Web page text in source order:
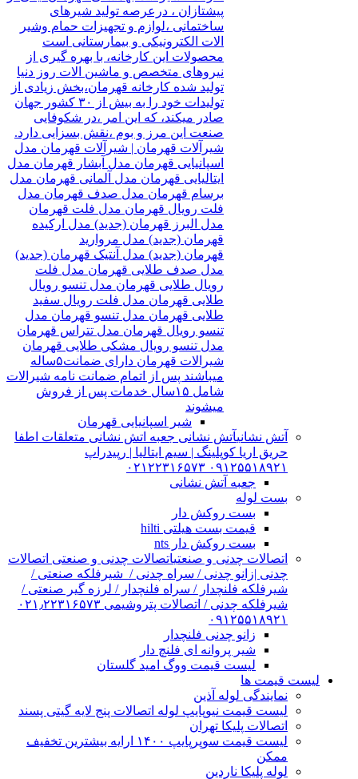
پیشتازان ، درعرصه تولید شیرهای
ساختمانی ،لوازم و تجهیزات حمام وشیر
الات الکترونیکی و بیمارستانی است
محصولات این کارخانه، با بهره گیری از
نیروهای متخصص و ماشین الات روز دنیا
تولید شده کارخانه قهرمان،بخش زیادی از
تولیدات خود را به بیش از ۳۰ کشور جهان
صادر میکند، که این امر ،در شکوفایی
صنعت این مرز و بوم ،نقش بسزایی دارد.
شیرآلات قهرمان | شیرآلات قهرمان مدل
اسپانیایی قهرمان مدل آبشار قهرمان مدل
ایتالیایی قهرمان مدل آلمانی قهرمان مدل
برسام قهرمان مدل صدف قهرمان مدل
فلت رویال قهرمان مدل فلت قهرمان
مدل البرز قهرمان (جدید) مدل ارکیده
قهرمان (جدید) مدل مروارید
قهرمان (جدید) مدل آنتیک قهرمان (جدید)
مدل صدف طلایی قهرمان مدل فلت
رویال طلایی قهرمان مدل تنسو رویال
طلایی قهرمان مدل فلت رویال سفید
طلایی قهرمان مدل تنسو قهرمان مدل
تنسو رویال قهرمان مدل تتراس قهرمان
مدل تنسو رویال مشکی طلایی قهرمان
شیرالات قهرمان دارای ضمانت۵ساله
میباشند پس از اتمام ضمانت نامه شیرالات
شامل ۱۵سال خدمات پس از فروش
میشوند
شیر اسپانیایی قهرمان
آتش نشانیآتش نشانی جعبه اتش نشانی متعلقات اطفا
حریق اریا کوپلینگ | سیم ایتالیا | رپیدراپ
۰۹۱۲۵۵۱۸۹۲۱ ۰۲۱۲۲۳۱۶۵۷۳
جعبه آتش نشانی
بست لوله
بست روکش دار
قیمت بست هیلتی hilti
بست روکش دار nts
اتصالات چدنی و صنعتیاتصالات چدنی و صنعتی اتصالات
چدنی |زانو چدنی / سراه چدنی / شیرفلکه صنعتی /
شیرفلکه فلنچدار / سراه فلنچدار / لرزه گیر صنعتی /
شیرفلکه چدنی / اتصالات پتروشیمی ۰۲۱٫۲۲۳۱۶۵۷۳
۰۹۱۲۵۵۱۸۹۲۱
زانو چدنی فلنچدار
شیر پروانه ای فلنچ دار
لیست قیمت ووگ امید گلستان
لیست قیمت ها
نمایندگی لوله آذین
لیست قیمت نیوپایپ لوله اتصالات پنج لایه گیتی پسند
اتصالات پلیکا تهران
لیست قیمت سوپرپایپ ۱۴۰۰ ارایه بیشترین تخفیف
ممکن
لوله پلیکا ناردین